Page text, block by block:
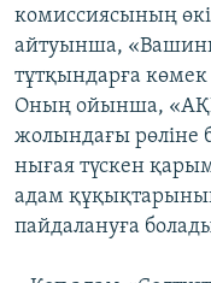
комиссиясының
айтуынша,
тұтқындарға көмек
Оның ойынша,
жолындағы рөліне
нығая түскен
адам
пайдалануға